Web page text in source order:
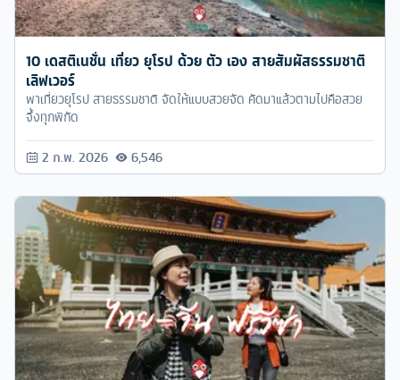
10 เดสติเนชั่น เที่ยว ยุโรป ด้วย ตัว เอง สายสัมผัสธรรมชาติ
เลิฟเวอร์
พาเที่ยวยุโรป สายธรรมชาติ จัดให้แบบสวยจัด คัดมาแล้วตามไปคือสวย
จึ้งทุกพิกัด
2 ก.พ. 2026 6,546